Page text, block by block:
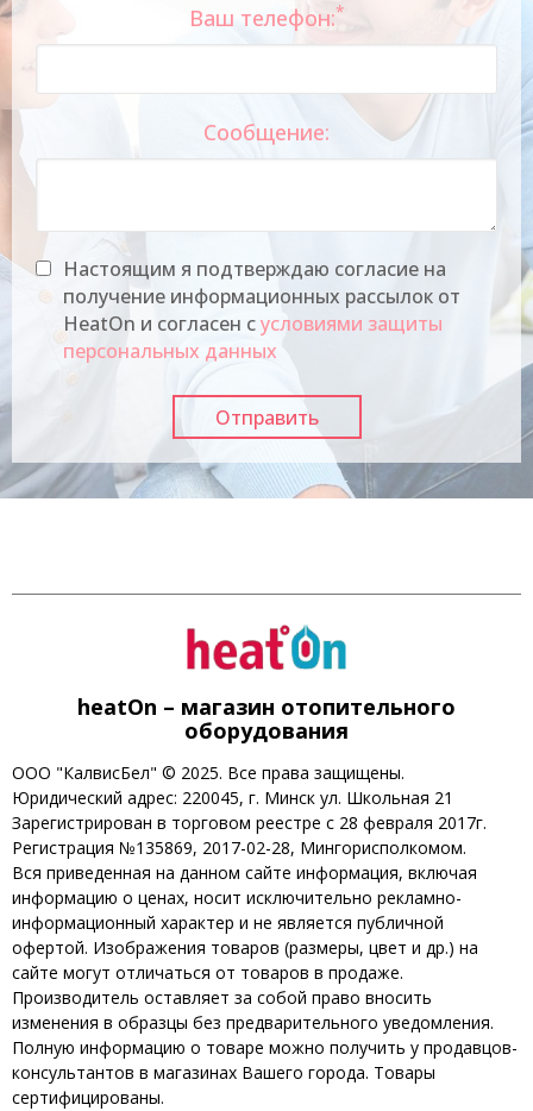
Ваш телефон:*
Сообщение:
Настоящим я подтверждаю согласие на
получение информационных рассылок от
HeatOn и согласен сусловиями защиты
персональных данных
heatOn – магазин отопительного
оборудования
ООО "КалвисБел" © 2025. Все права защищены.
Юридический адрес: 220045, г. Минск ул. Школьная 21
Зарегистрирован в торговом реестре с 28 февраля 2017г.
Регистрация №135869, 2017-02-28, Мингорисполкомом.
Вся приведенная на данном сайте информация, включая
информацию о ценах, носит исключительно рекламно-
информационный характер и не является публичной
офертой. Изображения товаров (размеры, цвет и др.) на
сайте могут отличаться от товаров в продаже.
Производитель оставляет за собой право вносить
изменения в образцы без предварительного уведомления.
Полную информацию о товаре можно получить у продавцов-
консультантов в магазинах Вашего города. Товары
сертифицированы.